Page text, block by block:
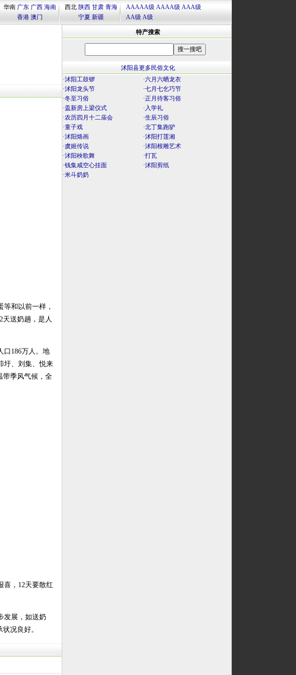
华南 广东 广西 海南
香港 澳门
西北 陕西 甘肃 青海
宁夏 新疆
AAAAA级 AAAA级 AAA级
AA级 A级
和以前一样，
天送奶趟，是人
口186万人。地
圩、刘集、悦来
带季风气候，全
喜，12天要散红
发展，如送奶
况良好。
特产搜索
沭阳县更多民俗文化
·沭阳工鼓锣 ·六月六晒龙衣
·沭阳龙头节 ·七月七乞巧节
·冬至习俗 ·正月待客习俗
·盖新房上梁仪式 · 入学礼
·农历四月十二庙会 ·生辰习俗
·童子戏 ·北丁集跑驴
·沭阳烙画 ·沭阳打莲湘
·虞姬传说 ·沭阳根雕艺术
·沭阳秧歌舞 ·打瓦
·钱集咸空心挂面 ·沭阳剪纸
·米斗奶奶